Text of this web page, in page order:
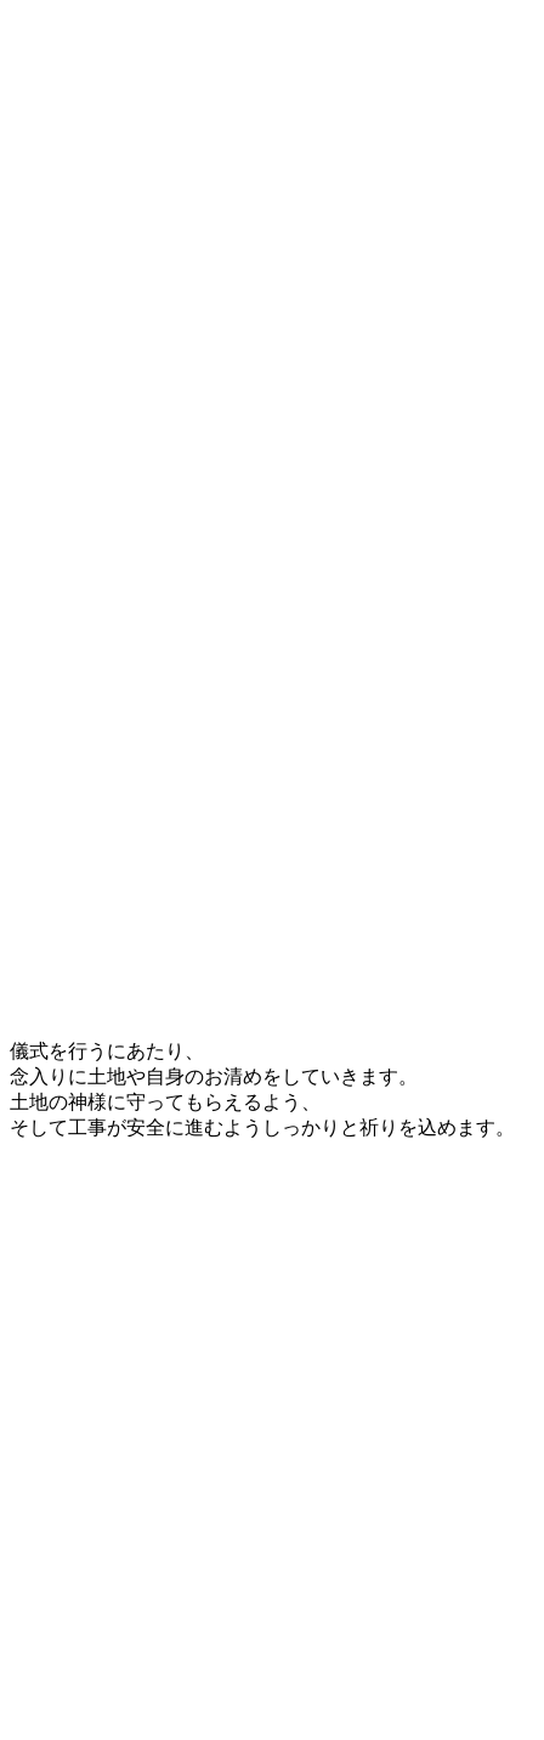
儀式を行うにあたり、
念入りに土地や自身のお清めをしていきます。
土地の神様に守ってもらえるよう、
そして工事が安全に進むようしっかりと祈りを込めます。